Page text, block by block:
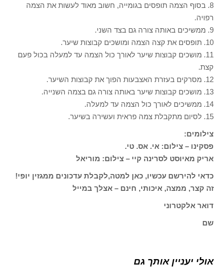
8. בסוף הצמה תופסים בגומייה, חשוב מאוד לעשות את הצמה
רפויה.
9. ממשיכים באותה צורה גם בצד השני.
10. תופסים את קצה הצמה ומושכים קבוצות שיער.
11. מושכים קבוצות שיער לאורך כול הצמה עד למעלה בכול פעם
קצת.
12. מסרקים בעזרת האצבעות הפוך את קבוצות השיער.
13. מושכים קבוצות שיער באותה צורה גם בצמה השנייה.
14. ממשיכים לאורך כול הצמה עד למעלה.
15. לסיום מתקבלת צמה פראית ועשירה בשיער.
צילומים:
פסקינו – צילום: אי. אס. טי.
אריק מאיוסט לסרינה קיי – צילום: מוריאל
כדאי להירשם עכשיו, כאן למטה,לקבלת עדכונים ממגזין יופי!
זה קצר, ממצה, איכותי, חינם – אצלך במייל
דואר אלקטרוני
שם
אולי יעניין אותך גם